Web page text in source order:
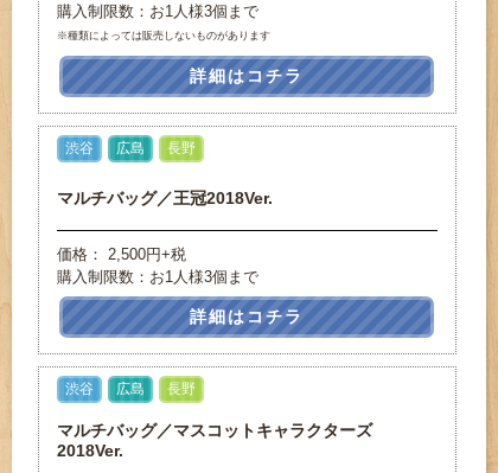
購入制限数：お1人様3個まで
※種類によっては販売しないものがあります
詳細はコチラ
渋谷 広島 長野
マルチバッグ／王冠2018Ver.
価格： 2,500円+税
購入制限数：お1人様3個まで
詳細はコチラ
渋谷 広島 長野
マルチバッグ／マスコットキャラクターズ
2018Ver.